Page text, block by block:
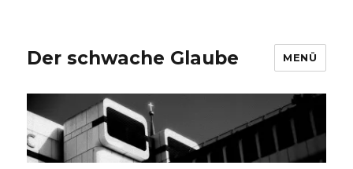
Der schwache Glaube MENÜ